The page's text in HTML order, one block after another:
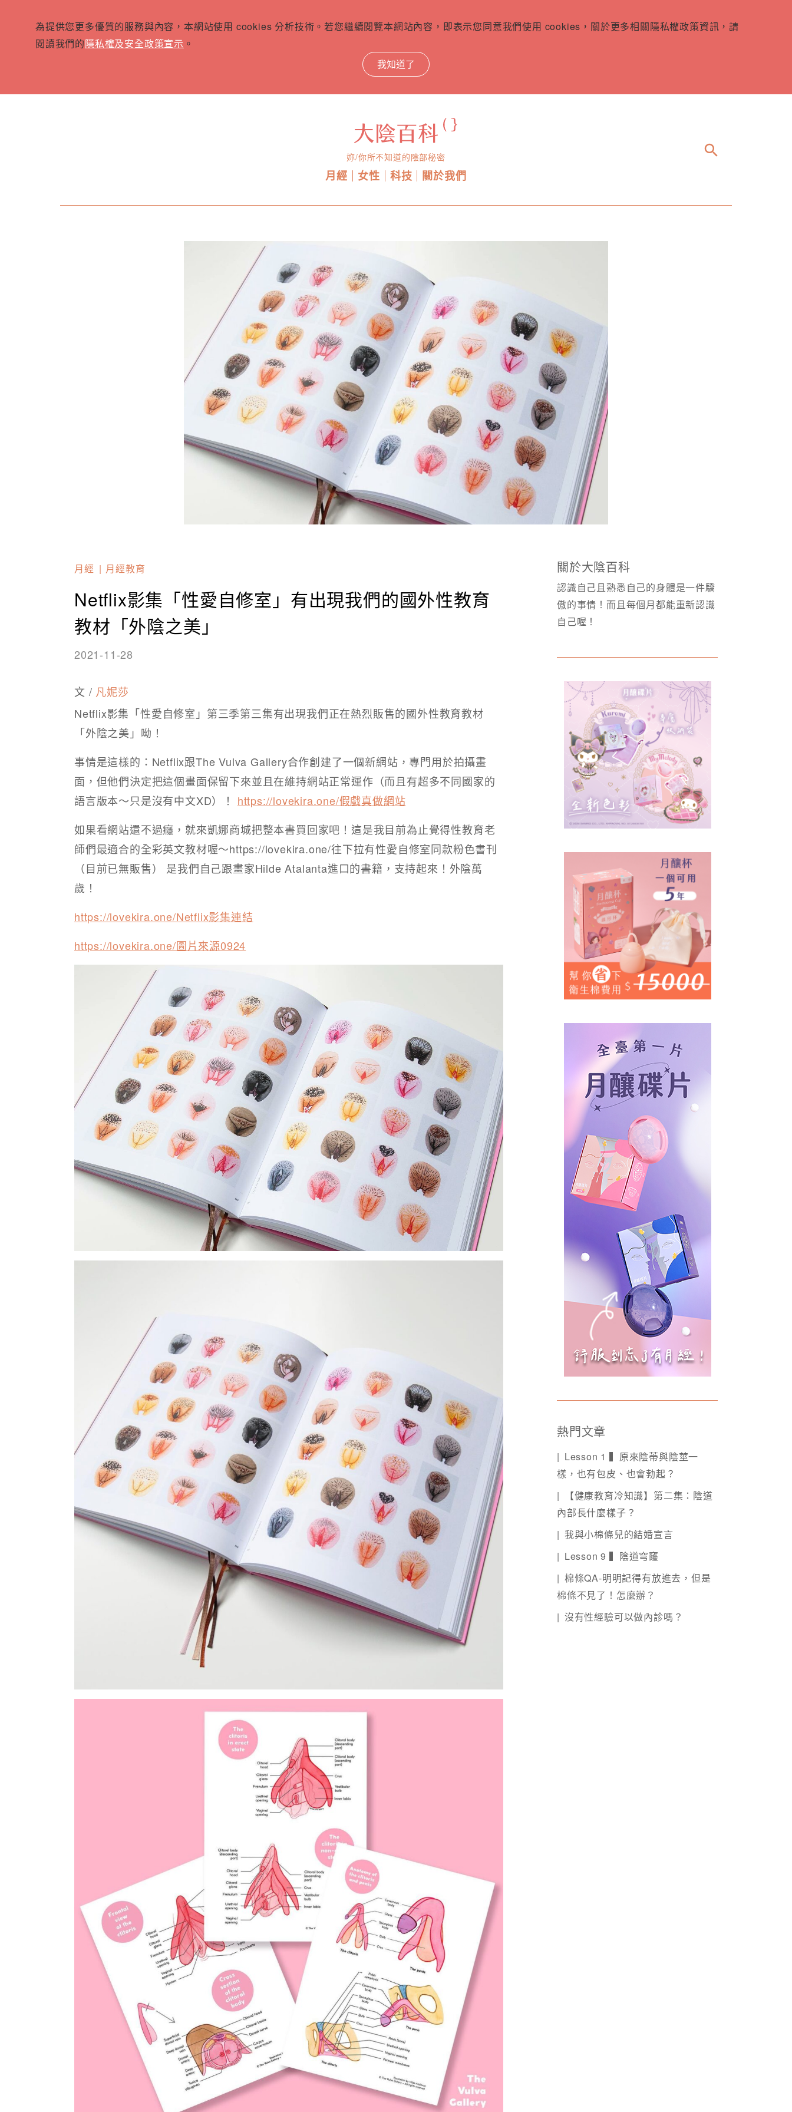
為提供您更多優質的服務與內容，本網站使用 cookies 分析技術。若您繼續閱覽本網站內容，即表示您同意我們使用 cookies，關於更多相關隱私權政策資訊，請
閱讀我們的隱私權及安全政策宣示 。
我知道了
妳/你所不知道的陰部秘密
月經 女性 科技 關於我們
search
月經 月經教育
Netflix影集「性愛自修室」有出現我們的國外性教育
教材「外陰之美」
2021-11-28
文 / 凡妮莎
Netflix影集「性愛自修室」第三季第三集有出現我們正在熱烈販售的國外性教育教材
「外陰之美」呦！​ ​
事情是這樣的：Netflix跟The Vulva Gallery合作創建了一個新網站，專門用於拍攝畫
面，但他們決定把這個畫面保留下來並且在維持網站正常運作（而且有超多不同國家的
語言版本～只是沒有中文XD）！ https://lovekira.one/假戲真做網站​
如果看網站還不過癮，就來凱娜商城把整本書買回家吧！這是我目前為止覺得性教育老
師們最適合的全彩英文教材喔～https://lovekira.one/往下拉有性愛自修室同款粉色書刊
（目前已無販售） 是我們自己跟畫家Hilde Atalanta進口的書籍，支持起來！外陰萬
歲！​ ​
https://lovekira.one/Netflix影集連結
https://lovekira.one/圖片來源0924
關於大陰百科
認識自己且熟悉自己的身體是一件驕
傲的事情！而且每個月都能重新認識
自己喔！
熱門文章
Lesson 1 ▍原來陰蒂與陰莖一
樣，也有包皮、也會勃起？
【健康教育冷知識】第二集：陰道
內部長什麼樣子？
我與小棉條兒的結婚宣言
Lesson 9 ▍陰道穹窿
棉條QA-明明記得有放進去，但是
棉條不見了！怎麼辦？
沒有性經驗可以做內診嗎？